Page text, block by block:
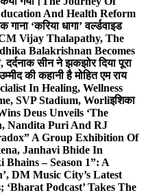
And Health Reform
‘करिया धागा’ वर्ल्डवाइड
Vijay Thalapathy, The
Balakrishnan Becomes
दर्दनाक सीन ने झकझोर दिया पूरा
की कहानी है मोहित एम राय
In Healing, Wellness
SVP Stadium, Worliइशिका
Deus Unveils ‘The
Nandita Puri And RJ
A Group Exhibition Of
Janhavi Bhide In
– Season 1”: A
DM Music City’s Latest
‘Bharat Podcast’ Takes The